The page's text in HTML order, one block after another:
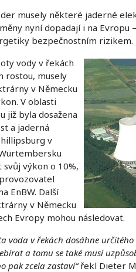
musely některé jaderné
nyní dopadají i na Evropu
bezpečnostním rizikem.
vody v řekách
rostou, musely
v Německu
V oblasti
již byla dosažena
a jaderná
v
svůj výkon o 10%,
EnBW. Další
v Německu
Evropy mohou následovat.
voda v řekách dosáhne
a tomu se také musí
pak zcela zastaví“řekl Dieter